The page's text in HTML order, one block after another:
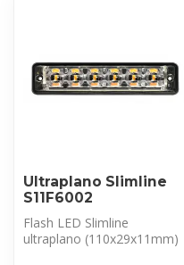
Ultraplano Slimline
S11F6002
Flash LED Slimline
ultraplano (110x29x11mm)